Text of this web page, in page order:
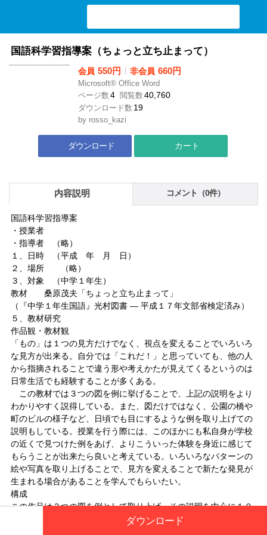
国語科学習指導案（ちょっと立ち止まって）
会員 550円 l 非会員 660円
Microsoft® Office Word
ページ数 4 閲覧数 40,760
ダウンロード数 19
by rosso_kazi
ダウンロード カート
内容説明 コメント（0件）
国語科学習指導案
・授業者
・指導者 （略）
１、日時 （平成 年 月 日）
２、場所 （略）
３、対象 （中学１年生）
教材 桑原茂夫「ちょっと立ち止まって」
（『中学１年生国語』光村図書 ― 平成１７年文部省検定済み）
５、教材研究
作品観・教材観
「もの」は１つの見方だけでなく、視点を変えることでいろいろ
な見方が出来る。自分では「これだ！」と思っていても、他の人
から指摘されることで違う形や考えかたが見えてくるというのは
日常生活でも経験することが多くある。
この教材では３つの図を例に挙げることで、上記の説明をより
わかりやすく説得している。また、図だけではなく、公園の橋や
町のビルの様子など、日頃でも目にするような例を取り上げての
説明もしている。授業を行う際には、このほかにも私自身が学校
の近くで見つけた例をあげ、よりこういった体験を身近に感じて
もらうことが出来たら良いと考えている。いろいろなパターンの
絵や写真を取り上げることで、見方を変えることで新たな発見が
生まれる場合があることを学んでもらいたい。
構成
この作品は３つの図を例として取り上げ、その説明を中心に１０
段落で成り立っている。これは、文のはじめの一字を下げること
ダウンロード